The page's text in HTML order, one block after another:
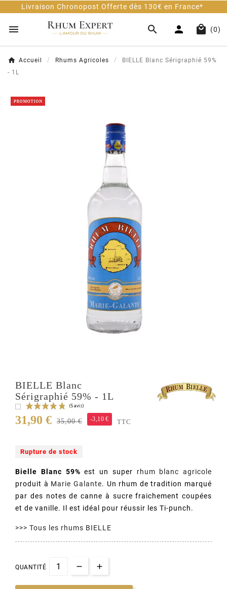
Chronopost Offerte dès 130€ en France*
    (0)
Accueil Rhums Agricoles
BIELLE Blanc Sérigraphié 59%
- 1L
BIELLE Blanc
Sérigraphié 59% - 1L
(5 avis)
31,90 € 35,00 € -3,10 € TTC
Rupture de stock
Bielle Blanc 59% est un super rhum blanc agricole
produit à Marie Galante. Un rhum de tradition marqué
par des notes de canne à sucre fraichement coupées
et de vanille. Il est idéal pour réussir les Ti-punch.
>>> Tous les rhums BIELLE
QUANTITÉ